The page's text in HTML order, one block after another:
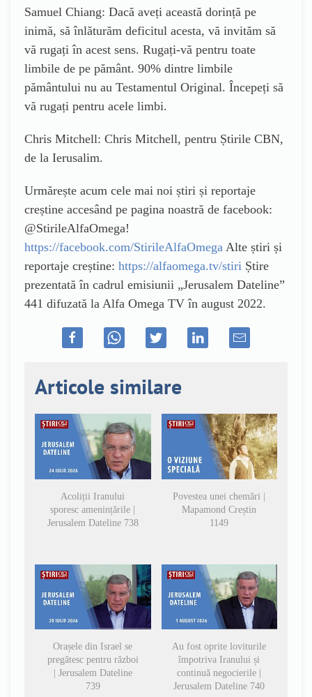
Samuel Chiang: Dacă aveți această dorință pe
inimă, să înlăturăm deficitul acesta, vă invităm să
vă rugați în acest sens. Rugați-vă pentru toate
limbile de pe pământ. 90% dintre limbile
pământului nu au Testamentul Original. Începeți să
vă rugați pentru acele limbi.
Chris Mitchell: Chris Mitchell, pentru Știrile CBN,
de la Ierusalim.
Urmărește acum cele mai noi știri și reportaje
creștine accesând pe pagina noastră de facebook:
@StirileAlfaOmega!
https://facebook.com/StirileAlfaOmega Alte știri și
reportaje creștine: https://alfaomega.tv/stiri Știre
prezentată în cadrul emisiunii „Jerusalem Dateline”
441 difuzată la Alfa Omega TV în august 2022.
Articole similare
Acoliții Iranului
sporesc amenințările |
Jerusalem Dateline 738
Povestea unei chemări |
Mapamond Creștin
1149
Orașele din Israel se
pregătesc pentru război
| Jerusalem Dateline
739
Au fost oprite loviturile
împotriva Iranului și
continuă negocierile |
Jerusalem Dateline 740